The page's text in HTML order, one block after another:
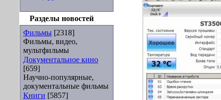
Разделы новостей
Фильмы [2318]
Фильмы, видео,
мультфильмы
Документальное кино
[659]
Научно-популярные,
документальные фильмы
Книги [5857]